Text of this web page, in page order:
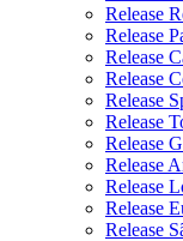
Release
Release
Release
Release
Release
Release
Release
Release
Release
Release
Release